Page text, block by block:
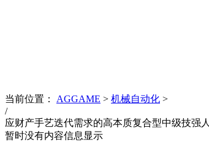
当前位置： AGGAME > 机械自动化 >
/
应财产手艺迭代需求的高本质复合型中级技强人
暂时没有内容信息显示